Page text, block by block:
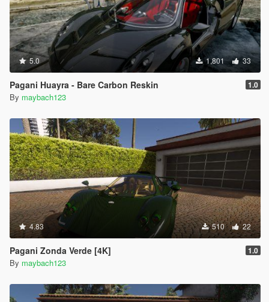
5.0 1,801 33
Pagani Huayra - Bare Carbon Reskin 1.0
By maybach123
4.83 510 22
Pagani Zonda Verde [4K] 1.0
By maybach123